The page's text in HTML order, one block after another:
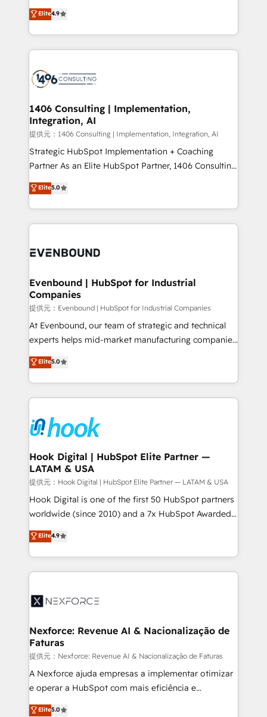
putting Customer Experience at the center by
creating digital environments capable of integrating
people, processes and data. We offer the best
digital solutions on the market, ranging from CRM
marketing automation to online and offline sales
allowing companies to optimize processes and meet
the needs of the customer. We are part of Impresoft
Group, a group of specialized and complementary
companies that divide their offer into 4
Competence Centers: Smart Manufacturing,
The synergies generated by these integrations,
together with the combination of talents, skills,
to accompany companies on their digital
Elite4.9
1406 Consulting | Implementation,
Integration, AI
提供元：1406 Consulting | Implementation, Integration, AI
Strategic HubSpot Implementation + Coaching
Partner As an Elite HubSpot Partner, 1406 Consulting
helps mid-market revenue teams transform how
they sell, market, and serve. We don't just build your
HubSpot—we teach your team to own it, then stay
to help you keep winning. What We Do ⚙️ CRM
Data & Content 📈 Sales & Marketing Alignment +
Agent Creation 🔄 Custom Integrations & Data
Migration Why 1406 We become part of your team.
Your team learns while we build. We fix what others
broke. Built for mid-market reality—practical
solutions that work with your actual headcount and
HubSpot partners 🔄 Top 5% globally in client
retention 📅 8+ years of consistent results since 2017
move beyond spreadsheets into unified systems
that drive real business results.
Elite5.0
Evenbound | HubSpot for Industrial
Companies
提供元：Evenbound | HubSpot for Industrial Companies
At Evenbound, our team of strategic and technical
experts helps mid-market manufacturing companies
achieve real growth. We specialize in delivering
tailored solutions that drive results by leveraging
HubSpot’s platform and data to fuel success.
Technical Solutions: - HubSpot Technical Consulting -
Onboarding - Data Migration & Integrations -
Technical Audit & Optimization Strategic Solutions: -
Revenue Operations - Inbound Marketing -
Outbound Marketing - HubSpot CMS Website
Design & Development We empower our clients to
reach their full potential by providing transparent,
relationship-driven support. With over 300 HubSpot
technical know-how and strategic guidance you
need to succeed.
Elite5.0
Hook Digital | HubSpot Elite Partner —
LATAM & USA
提供元：Hook Digital | HubSpot Elite Partner — LATAM & USA
Hook Digital is one of the first 50 HubSpot partners
worldwide (since 2010) and a 7x HubSpot Awarded
Elite Partner. With 500+ projects across the U.S.,
Brazil, and LATAM, we combine global expertise with
regional experience. Today, we are Brazil’s largest
HubSpot Elite Partner—trusted by companies across
Implementation & Migration Onboarding across all
Station, Freshdesk, Intercom, and more. Custom
objects, automations, and integrations built for
growth. 🚀 AI-Driven GTM Orchestration Unify
HubSpot with LinkedIn, WhatsApp, email, paid
media, and AI voice to drive pipeline. 🤖 AI Custom
prospecting, follow-ups, service triage, and
Elite4.9
Nexforce: Revenue AI & Nacionalização de
Faturas
提供元：Nexforce: Revenue AI & Nacionalização de Faturas
A Nexforce ajuda empresas a implementar otimizar
e operar a HubSpot com mais eficiência e
previsibilidade de receita. Combinamos Revenue
Elite5.0